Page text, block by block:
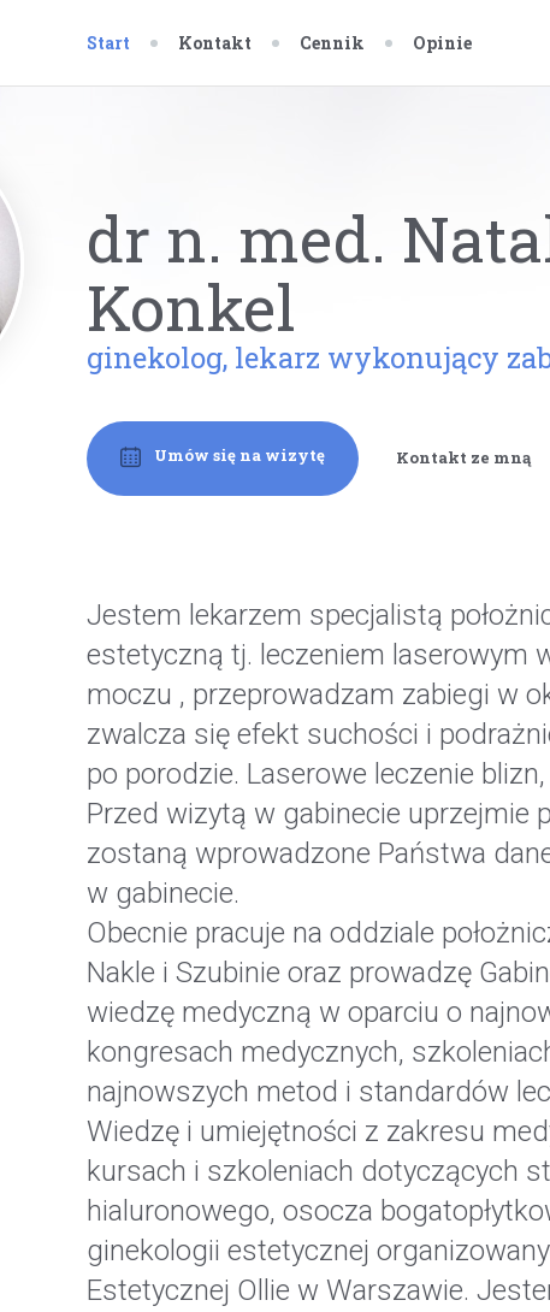
Start Kontakt Cennik Opinie
dr n. med.
Konkel
ginekolog, lekarz wykonujący
Umów się na wizytę Kontakt ze mną
Jestem lekarzem specjalistą
estetyczną tj. leczeniem laserowym
moczu , przeprowadzam zabiegi w
zwalcza się efekt suchości i
po porodzie. Laserowe leczenie
Przed wizytą w gabinecie uprzejmie
zostaną wprowadzone Państwa
w gabinecie.
Obecnie pracuje na oddziale
Nakle i Szubinie oraz prowadzę
wiedzę medyczną w oparciu o
kongresach medycznych,
najnowszych metod i standardów
Wiedzę i umiejętności z zakresu
kursach i szkoleniach dotyczących
hialuronowego, osocza
ginekologii estetycznej
Estetycznej Ollie w Warszawie.